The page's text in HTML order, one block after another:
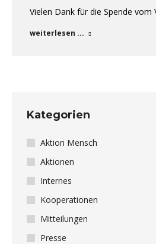
Vielen Dank für die Spende vom
weiterlesen ...
Kategorien
Aktion Mensch
Aktionen
Internes
Kooperationen
Mitteilungen
Presse